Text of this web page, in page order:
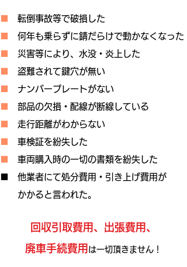
転倒事故等で破損した
何年も乗らずに錆だらけで動かなくなった
災害等により、水没・炎上した
盗難されて鍵穴が無い
ナンバープレートがない
部品の欠損・配線が断線している
走行距離がわからない
車検証を紛失した
​ 車両購入時の一切の書類を紛失した
他業者にて処分費用・引き上げ費用が
かかると言われた。
回収引取費用、出張費用、
廃車手続費用 は一切頂きません！